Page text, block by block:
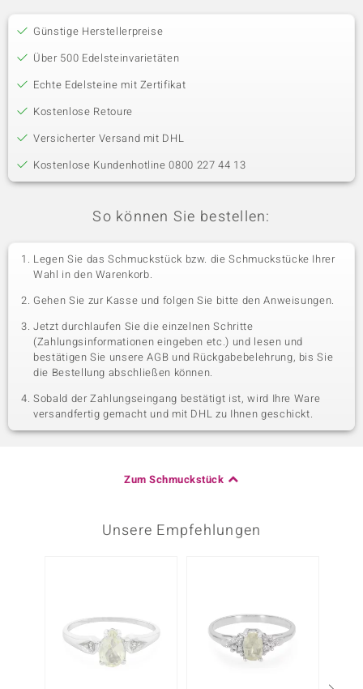
Günstige Herstellerpreise
Über 500 Edelsteinvarietäten
Echte Edelsteine mit Zertifikat
Kostenlose Retoure
Versicherter Versand mit DHL
Kostenlose Kundenhotline 0800 227 44 13
So können Sie bestellen:
Legen Sie das Schmuckstück bzw. die Schmuckstücke Ihrer
Wahl in den Warenkorb.
Gehen Sie zur Kasse und folgen Sie bitte den Anweisungen.
Jetzt durchlaufen Sie die einzelnen Schritte
(Zahlungsinformationen eingeben etc.) und lesen und
bestätigen Sie unsere AGB und Rückgabebelehrung, bis Sie
die Bestellung abschließen können.
Sobald der Zahlungseingang bestätigt ist, wird Ihre Ware
versandfertig gemacht und mit DHL zu Ihnen geschickt.
Zum Schmuckstück
Unsere Empfehlungen